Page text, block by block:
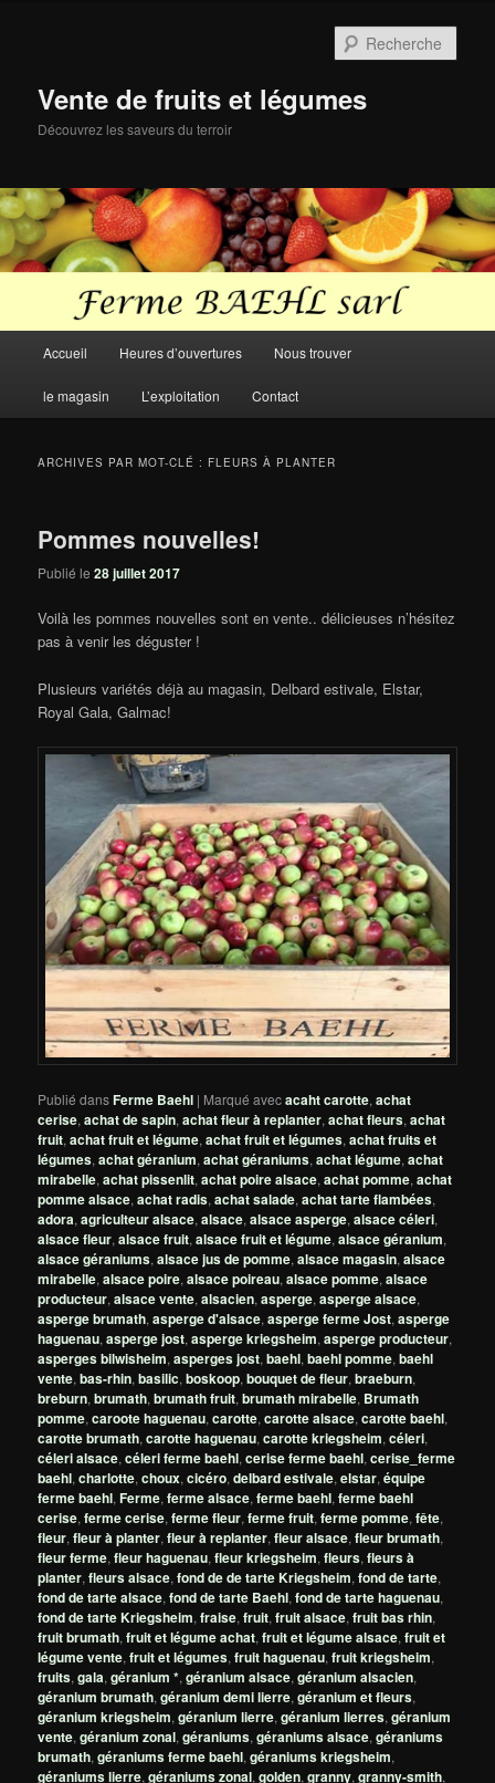
Vente de fruits et légumes
Découvrez les saveurs du terroir
principal
Accueil Heures d’ouvertures Nous trouver
le magasin L’exploitation Contact
ARCHIVES PAR MOT-CLÉ : FLEURS À PLANTER
Pommes nouvelles!
Publié le28 juillet 2017
Voilà les pommes nouvelles sont en vente.. délicieuses n’hésitez
pas à venir les déguster !
Plusieurs variétés déjà au magasin, Delbard estivale, Elstar,
Royal Gala, Galmac!
Publié dansFerme Baehl | Marqué avecacaht carotte,achat
cerise,achat de sapin,achat fleur à replanter,achat fleurs,achat
fruit,achat fruit et légume,achat fruit et légumes,achat fruits et
légumes,achat géranium,achat géraniums,achat légume,achat
mirabelle,achat pissenlit,achat poire alsace,achat pomme,achat
pomme alsace,achat radis,achat salade,achat tarte flambées,
adora,agriculteur alsace,alsace,alsace asperge,alsace céleri,
alsace fleur,alsace fruit,alsace fruit et légume,alsace géranium,
alsace géraniums,alsace jus de pomme,alsace magasin,alsace
mirabelle,alsace poire,alsace poireau,alsace pomme,alsace
producteur,alsace vente,alsacien,asperge,asperge alsace,
asperge brumath,asperge d'alsace,asperge ferme Jost,asperge
haguenau,asperge jost,asperge kriegsheim,asperge producteur,
asperges bilwisheim,asperges jost,baehl,baehl pomme,baehl
vente,bas-rhin,basilic,boskoop,bouquet de fleur,braeburn,
breburn,brumath,brumath fruit,brumath mirabelle, Brumath
pomme,caroote haguenau,carotte,carotte alsace,carotte baehl,
carotte brumath,carotte haguenau,carotte kriegsheim,céleri,
céleri alsace,céleri ferme baehl,cerise ferme baehl,cerise_ferme
baehl,charlotte,choux,cicéro,delbard estivale,elstar,équipe
ferme baehl,Ferme,ferme alsace,ferme baehl,ferme baehl
cerise,ferme cerise,ferme fleur,ferme fruit,ferme pomme,fête,
fleur,fleur à planter,fleur à replanter,fleur alsace,fleur brumath,
fleur ferme,fleur haguenau,fleur kriegsheim,fleurs,fleurs à
planter,fleurs alsace,fond de de tarte Kriegsheim,fond de tarte,
fond de tarte alsace,fond de tarte Baehl,fond de tarte haguenau,
fond de tarte Kriegsheim,fraise,fruit,fruit alsace,fruit bas rhin,
fruit brumath,fruit et légume achat,fruit et légume alsace,fruit et
légume vente,fruit et légumes,fruit haguenau,fruit kriegsheim,
fruits,gala,géranium *,géranium alsace,géranium alsacien,
géranium brumath,géranium demi lierre,géranium et fleurs,
géranium kriegsheim,géranium lierre,géranium lierres,géranium
vente,géranium zonal,géraniums,géraniums alsace,géraniums
brumath,géraniums ferme baehl,géraniums kriegsheim,
géraniums lierre,géraniums zonal,golden,granny,granny-smith,